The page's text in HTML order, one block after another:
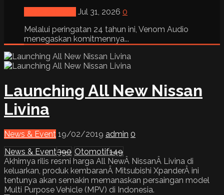
Jul 31, 2026 0
Melalui peringatan 24 tahun ini, Venom Audio
menegaskan komitmennya...
Launching All New Nissan
Livina
News & Event 19/02/2019 admin 0
News & Event390 Otomotif149
Akhirnya rilis resmi harga All NewÂ NissanÂ Livina di
keluarkan, produk kembaranÂ Mitsubishi XpanderÂ ini
tentunya akan semakin memanaskan persaingan model
Multi Purpose Vehicle (MPV) di Indonesia.